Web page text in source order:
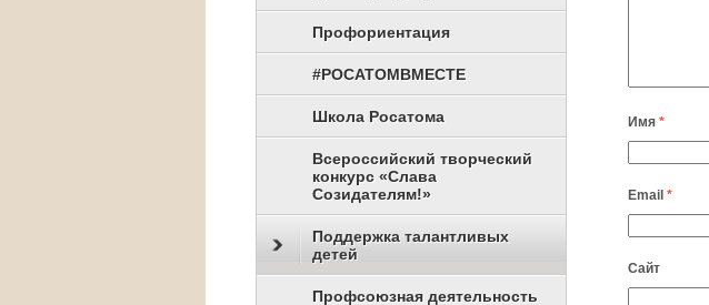
Имя *
Email *
Сайт
Профориентация
#РОСАТОМВМЕСТЕ
Школа Росатома
Всероссийский творческий
конкурс «Слава
Созидателям!»
Поддержка талантливых
детей
Профсоюзная деятельность